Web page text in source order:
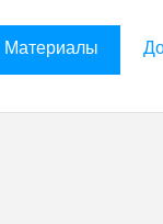
Материалы